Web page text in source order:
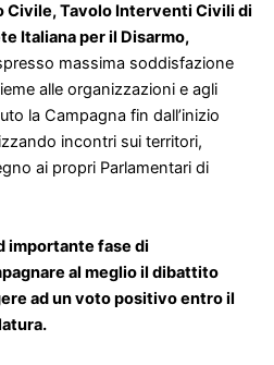
Civile, Tavolo Interventi Civili di
Italiana per il Disarmo,
massima soddisfazione
alle organizzazioni e agli
la Campagna fin dall’inizio
incontri sui territori,
ai propri Parlamentari di
importante fase di
al meglio il dibattito
ad un voto positivo entro il